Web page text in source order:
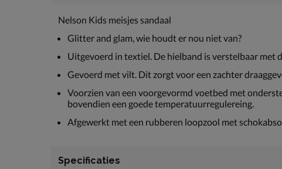
Nelson Kids meisjes sandaal
Glitter and glam, wie houdt er nou niet van?
Uitgevoerd in textiel. De hielband is verstelbaar met
Gevoerd met vilt. Dit zorgt voor een zachter
Voorzien van een voorgevormd voetbed met
bovendien een goede temperatuurregulereing.
Afgewerkt met een rubberen loopzool met
Specificaties